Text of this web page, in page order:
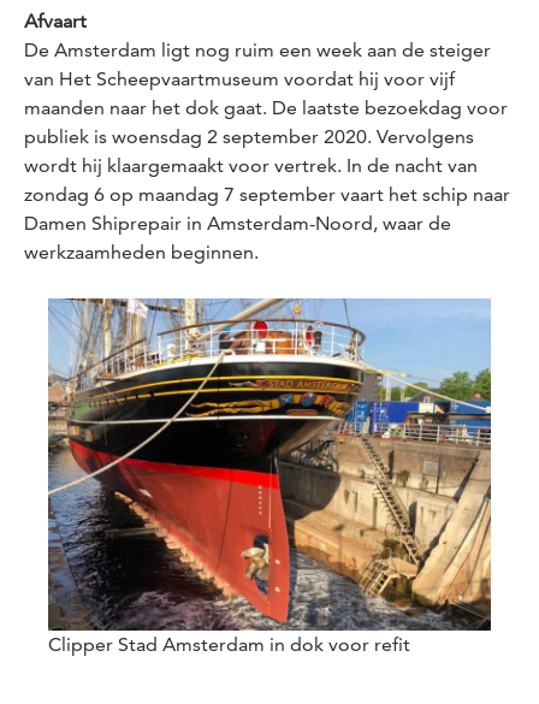
Afvaart
De Amsterdam ligt nog ruim een week aan de steiger
van Het Scheepvaartmuseum voordat hij voor vijf
maanden naar het dok gaat. De laatste bezoekdag voor
publiek is woensdag 2 september 2020. Vervolgens
wordt hij klaargemaakt voor vertrek. In de nacht van
zondag 6 op maandag 7 september vaart het schip naar
Damen Shiprepair in Amsterdam-Noord, waar de
werkzaamheden beginnen.
Clipper Stad Amsterdam in dok voor refit